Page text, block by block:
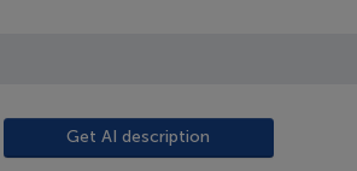
Get AI description